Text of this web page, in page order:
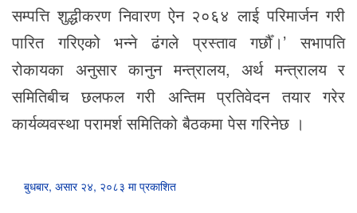
सम्पत्ति शुद्धीकरण निवारण ऐन २०६४ लाई परिमार्जन गरी
पारित गरिएको भन्ने ढंगले प्रस्ताव गर्छौँ।’ सभापति
रोकायका अनुसार कानुन मन्त्रालय, अर्थ मन्त्रालय र
समितिबीच छलफल गरी अन्तिम प्रतिवेदन तयार गरेर
कार्यव्यवस्था परामर्श समितिको बैठकमा पेस गरिनेछ ।
बुधबार, असार २४, २०८३ मा प्रकाशित